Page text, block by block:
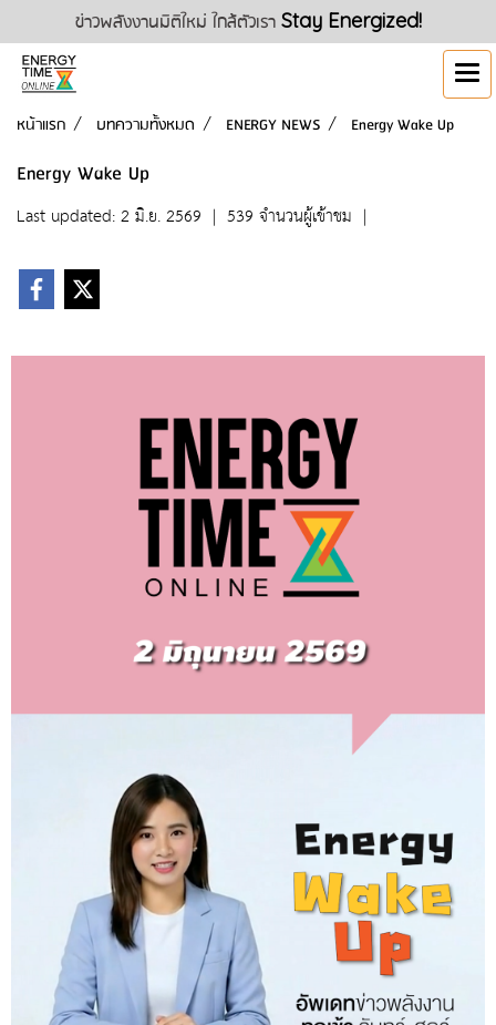
ข่าวพลังงานมิติใหม่ ใกล้ตัวเรา Stay Energized!
หน้าแรก บทความทั้งหมด ENERGY NEWS Energy Wake Up
Energy Wake Up
Last updated: 2 มิ.ย. 2569 | 539 จำนวนผู้เข้าชม |